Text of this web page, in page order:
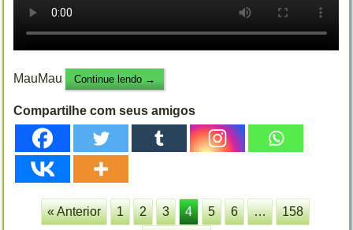
MauMau Continue lendo →
Compartilhe com seus amigos
« Anterior 1 2 3 4 5 6 …
158